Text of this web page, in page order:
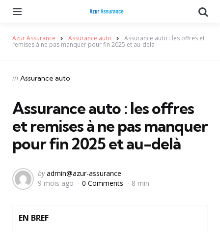
Azur Assurance Assurance auto Assurance auto : les offres et
remises à ne pas manquer pour fin 2025 et au-delà
Categories
Posted
in Assurance auto
Assurance auto : les offres
et remises à ne pas manquer
pour fin 2025 et au-delà
Posted
by
by admin@azur-assurance
9 mois ago
0 Comments 8 min
EN BREF